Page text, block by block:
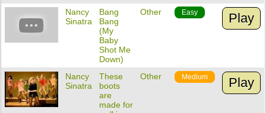
Nancy
Sinatra
Bang
Bang
(My
Baby
Shot Me
Down)
Other Easy Play
Nancy
Sinatra
These
boots
are
made for
Other Medium Play